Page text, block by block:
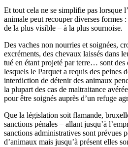
Et tout cela ne se simplifie pas lorsque
animale peut recouper diverses formes
de la plus visible – à la plus sournoise.
Des vaches non nourries et soignées,
excréments, des chevaux laissés dans
tué en étant projeté par terre… sont des
lesquels le Parquet a requis des peines
interdiction de détenir des animaux
la plupart des cas de maltraitance
pour être soignés auprès d’un refuge
Que la législation soit flamande,
sanctions pénales – allant jusqu’à
sanctions administratives sont prévues
d’animaux mais jusqu’à présent elles